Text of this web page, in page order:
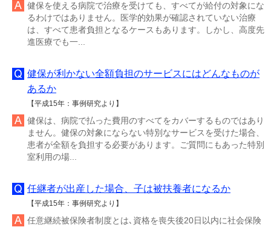
健保を使える病院で治療を受けても、すべてが給付の対象にな
るわけではありません。医学的効果が確認されていない治療
は、すべて患者負担となるケースもあります。しかし、高度先
進医療でも一...
健保が利かない全額負担のサービスにはどんなものが
あるか
【平成15年：事例研究より】
健保は、病院で払った費用のすべてをカバーするものではあり
ません。健保の対象にならない特別なサービスを受けた場合、
患者が全額を負担する必要があります。ご質問にもあった特別
室利用の場...
任継者が出産した場合、子は被扶養者になるか
【平成15年：事例研究より】
任意継続被保険者制度とは､資格を喪失後20日以内に社会保険